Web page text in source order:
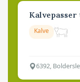
Kalve
6392,